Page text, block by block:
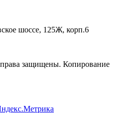
шоссе, 125Ж, корп.6
защищены. Копирование